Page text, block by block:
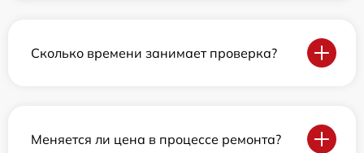
Сколько времени занимает проверка?
Меняется ли цена в процессе ремонта?